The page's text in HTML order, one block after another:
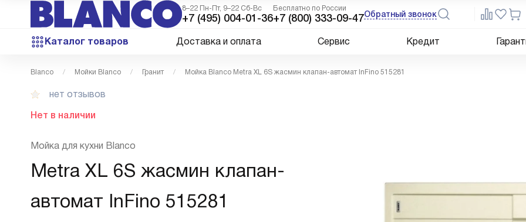
8–22 Пн-Пт, 9–22 Сб-Вс
+7 (495) 004-01-36
Бесплатно по России
+7 (800) 333-09-47Обратный звонок
Каталог товаров Доставка и оплата Сервис Кредит
Blanco Мойки Blanco Гранит Мойка Blanco Metra XL 6S жасмин клапан-автомат InFino 515281
нет отзывов
Нет в наличии
Мойка для кухни Blanco
Metra XL 6S жасмин клапан-
автомат InFino 515281